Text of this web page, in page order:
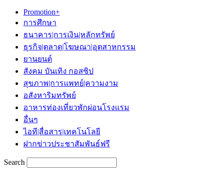
Promotion+
การศึกษา
ธนาคาร|การเงิน|หลักทรัพย์
ธุรกิจ|ตลาด|โฆษณา|อุตสาหกรรม
ยานยนต์
สังคม บันเทิง กอสซิป
สุขภาพ|การแพทย์|ความงาม
อสังหาริมทรัพย์
อาหารท่องเที่ยวพักผ่อนโรงแรม
อื่นๆ
ไอที|สื่อสาร|เทคโนโลยี
ฝากข่าวประชาสัมพันธ์ฟรี
Search